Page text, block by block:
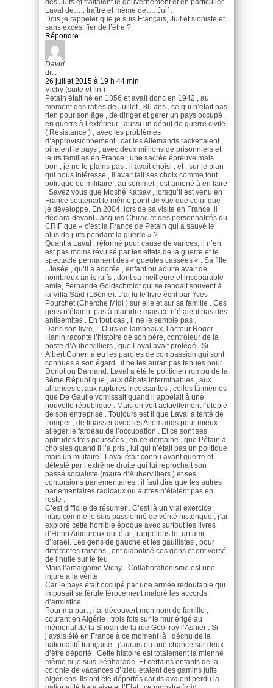
Laval de….. traître et même de…. Juif .
Dois je rappeler que je suis Français, Juif et sioniste et
sans excès, fier de l’être ?
Répondre
David
dit :
26 juillet 2015 à 19 h 44 min
Vichy (suite et fin )
Pétain était né en 1856 et avait donc en 1942 , au
moment des rafles de Juillet , 86 ans , ce qui n’était pas
rien pour son âge , de diriger et gérer un pays occupé ,
en guerre à l’extérieur , aussi un début de guerre civile
( Résistance ) , avec les problèmes
d’approvisionnement ; car les Allemands rackettaient ,
pillaient le pays , avec deux millions de prisonniers et
leurs familles en France , une sacrée épreuve mais
bon , je ne le plains pas : il avait choisi ; et , sur le plan
qui nous intéresse , il avait fait ses choix comme tout
politique ou militaire , au sommet , est amené à en faire
. Savez vous que Moshé Katsav , lorsqu’il est venu en
France soutenait le même point de vue que celui que
je développe. En 2004, lors de sa visite en France, il
déclara devant Jacques Chirac et des personnalités du
CRIF que « c’est la France de Pétain qui a sauvé le
plus de juifs pendant la guerre » ?
Quant à Laval , réformé pour cause de varices, il n’en
est pas moins révulsé par les effets de la guerre et le
spectacle permanent des « gueules cassées « . Sa fille
, Josée , qu’il a adorée , enfant ou adulte avait de
nombreux amis juifs , dont sa meilleure et inséparable
amie, Fernande Goldschmidt qui se rendait souvent à
la Villa Said (16ème). J’ai lu le livre écrit par Yves
Pourchet (Cherche Midi ) sur elle et sur sa famille . Ces
gens n’étaient pas à plaindre mais ce n’étaient pas des
antisémites . En tout cas , il ne le semble pas .
Dans son livre, L’Ours en lambeaux, l’acteur Roger
Hanin raconte l’histoire de son père, contrôleur de la
poste d’Aubervilliers , que Laval avait protégé . Si
Albert Cohen a eu les paroles de compassion qui sont
connues à son égard , il ne les aurait pas tenues pour
Doriot ou Darnand. Laval a été le politicien rompu de la
3ème République , aux débats interminables , aux
alliances et aux ruptures incessantes , celles là mêmes
que De Gaulle vomissait quand il appelait à une
nouvelle république . Mais on voit actuellement l’utopie
de son entreprise . Toujours est il que Laval a tenté de
tromper , de finasser avec les Allemands pour mieux
alléger le fardeau de l’occupation . Et ce sont ses
aptitudes très poussées , en ce domaine , que Pétain a
choisies quand il l’a pris , lui qui n’était pas un politique
mais un militaire . Laval était connu avant guerre et
détesté par l’extrême droite qui lui reprochait son
passé socialiste (maire d’Aubervilliers ) et ses
contorsions parlementaires ; il faut dire que les autres
parlementaires radicaux ou autres n’étaient pas en
reste .
C’est difficile de résumer . C’est là un vrai exercice
mais comme je suis passionné de vérité historique , j’ai
exploré cette horrible époque avec surtout les livres
d’Henri Amouroux qui était, rappelons le, un ami
d’Israël. Les gens de gauche et les gaullistes , pour
différentes raisons , ont diabolisé ces gens et ont versé
de l’huile sur le feu
Mais l’amalgame Vichy –Collaborationisme est une
injure à la vérité
Car le pays était occupé par une armée redoutable qui
imposait sa férule férocement malgré les accords
d’armistice .
Pour ma part , j’ai découvert mon nom de famille ,
courant en Algérie , trois fois sur le mur érigé au
mémorial de la Shoah de la rue Geoffroy l’Asnier . Si
j’avais été en France à ce moment là , déchu de la
nationalité française , j’aurais eu une chance sur deux
d’être déporté . Cette histoire est totalement la mienne
même si je suis Sépharade .Et certains enfants de la
colonie de vacances d’Izieu étaient des gamins juifs
algériens .Ils ont été déportés car ils avaient perdu la